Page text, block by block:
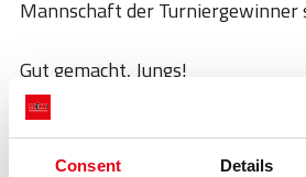
Consent Details
Mannschaft der Turniergewinner
Gut gemacht, Jungs!
zurück:
nächster:raccorderie metalliche